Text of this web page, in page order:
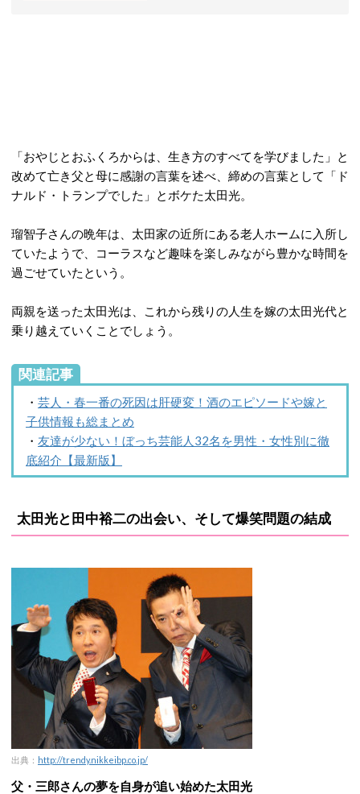
「おやじとおふくろからは、生き方のすべてを学びました」と
改めて亡き父と母に感謝の言葉を述べ、締めの言葉として「ド
ナルド・トランプでした」とボケた太田光。
瑠智子さんの晩年は、太田家の近所にある老人ホームに入所し
ていたようで、コーラスなど趣味を楽しみながら豊かな時間を
過ごせていたという。
両親を送った太田光は、これから残りの人生を嫁の太田光代と
乗り越えていくことでしょう。
関連記事
・ 芸人・春一番の死因は肝硬変！酒のエピソードや嫁と
子供情報も総まとめ
・ 友達が少ない！ぼっち芸能人32名を男性・女性別に徹
底紹介【最新版】
太田光と田中裕二の出会い、そして爆笑問題の結成
出典： http://trendy.nikkeibp.co.jp/
父・三郎さんの夢を自身が追い始めた太田光